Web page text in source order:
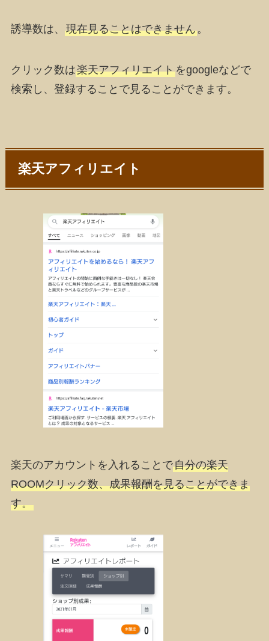
誘導数は、 現在見ることはできません。
クリック数は楽天アフィリエイトをgoogleなどで
検索し、登録することで見ることができます。
楽天アフィリエイト
楽天のアカウントを入れることで自分の楽天
ROOMクリック数、成果報酬を見ることができま
す。